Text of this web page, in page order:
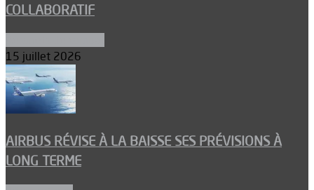
COLLABORATIF
15 juillet 2026
AIRBUS RÉVISE À LA BAISSE SES PRÉVISIONS À
LONG TERME